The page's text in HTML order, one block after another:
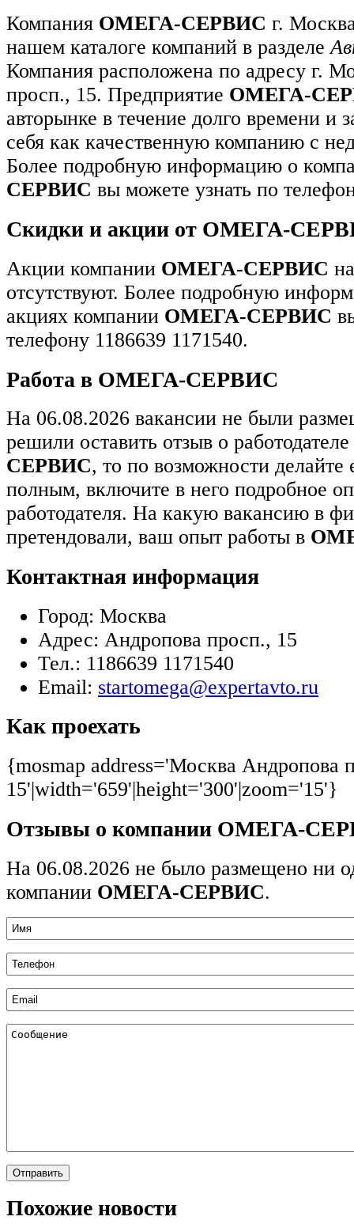
Компания ОМЕГА-СЕРВИС г.
нашем каталоге компаний в разделе
Компания расположена по адресу г.
просп., 15. Предприятие ОМЕГА-
авторынке в течение долго времени и
себя как качественную компанию с
Более подробную информацию о
СЕРВИС вы можете узнать по
Скидки и акции от ОМЕГА-
Акции компании ОМЕГА-СЕРВИС
отсутствуют. Более подробную
акциях компании ОМЕГА-СЕРВИС
телефону 1186639 1171540.
Работа в ОМЕГА-СЕРВИС
На 06.08.2026 вакансии не были
решили оставить отзыв о работодателе
СЕРВИС, то по возможности делайте
полным, включите в него подробное
работодателя. На какую вакансию в
претендовали, ваш опыт работы в
Контактная информация
Город: Москва
Адрес: Андропова просп., 15
Тел.: 1186639 1171540
Email: startomega@expertavto.ru
Как проехать
{mosmap address='Москва Андропова
15'|width='659'|height='300'|zoom='15'}
Отзывы о компании ОМЕГА-
На 06.08.2026 не было размещено ни
компании ОМЕГА-СЕРВИС.
Похожие новости